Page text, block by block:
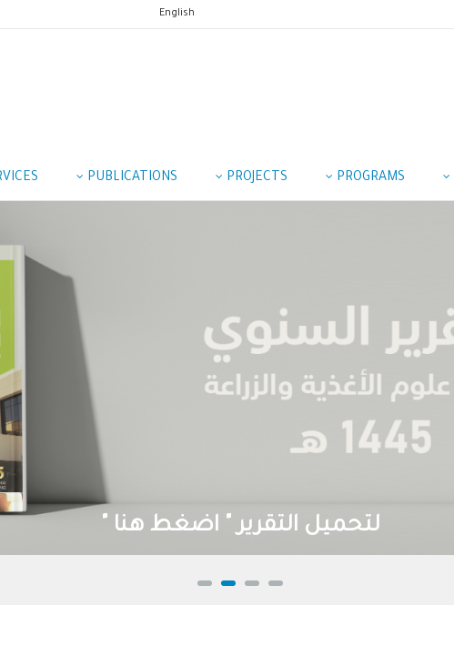
English
PROGRAMS
PROJECTS
PUBLICATIONS
لتحميل التقرير " اضغط هنا "